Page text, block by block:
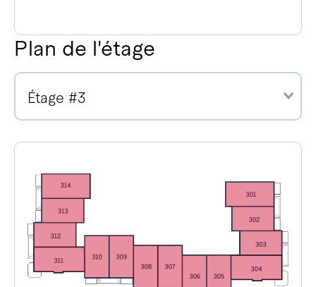
Plan de l'étage
Étage #3